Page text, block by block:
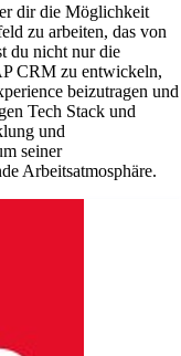
dir die Möglichkeit
zu arbeiten, das von
du nicht nur die
CRM zu entwickeln,
beizutragen und
Tech Stack und
und
seiner
Arbeitsatmosphäre.